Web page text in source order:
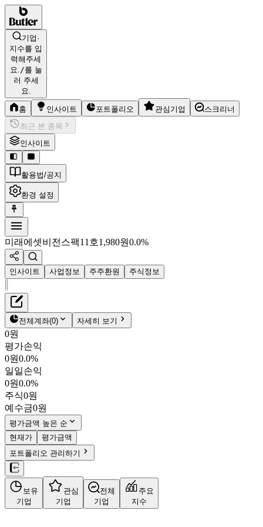
기업·
지수를 입
력해주세
요./를 눌
러 주세
요.
홈 인사이트 포트폴리오 관심기업
스크리너
최근 본 종목
인사이트
활용법/공지
환경 설정
미래에셋비전스팩11호1,980원0.0%
인사이트 사업정보 주주환원 주식정보
재무정보
주주환원
주식정보
전체계좌(0) 자세히 보기
0원
평가손익
0원0.0%
일일손익
0원0.0%
주식0원
예수금0원
평가금액 높은 순
현재가
평가금액
포트폴리오 관리하기
보유
기업
관심
기업
전체
기업
주요
지수